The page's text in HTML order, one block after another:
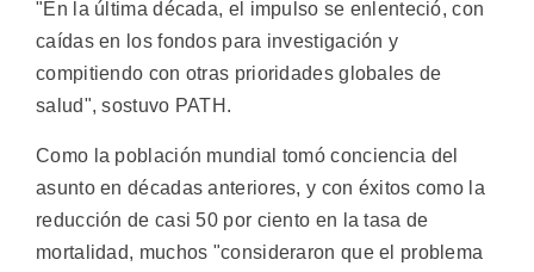
"En la última década, el impulso se enlenteció, con
caídas en los fondos para investigación y
compitiendo con otras prioridades globales de
salud", sostuvo PATH.
Como la población mundial tomó conciencia del
asunto en décadas anteriores, y con éxitos como la
reducción de casi 50 por ciento en la tasa de
mortalidad, muchos "consideraron que el problema